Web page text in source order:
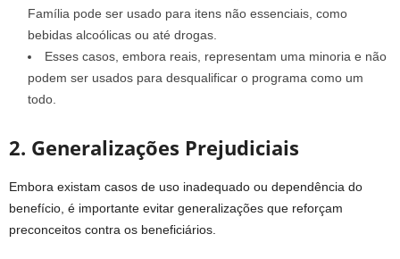
Família pode ser usado para itens não essenciais, como
bebidas alcoólicas ou até drogas.
Esses casos, embora reais, representam uma minoria e não
podem ser usados para desqualificar o programa como um
todo.
2. Generalizações Prejudiciais
Embora existam casos de uso inadequado ou dependência do
benefício, é importante evitar generalizações que reforçam
preconceitos contra os beneficiários.